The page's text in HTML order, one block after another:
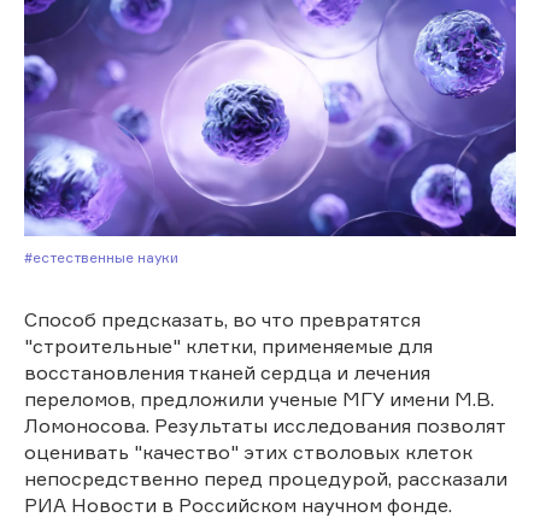
#Естественные науки
Способ предсказать, во что превратятся
"строительные" клетки, применяемые для
восстановления тканей сердца и лечения
переломов, предложили ученые МГУ имени М.В.
Ломоносова. Результаты исследования позволят
оценивать "качество" этих стволовых клеток
непосредственно перед процедурой, рассказали
РИА Новости в Российском научном фонде.